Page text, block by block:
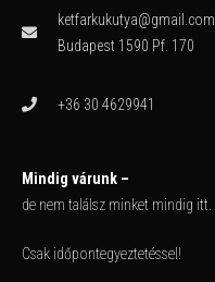
ketfarkukutya@gmail.com
Budapest 1590 Pf. 170
+36 30 4629941
Mindig várunk –
de nem találsz minket mindig itt.
Csak időpontegyeztetéssel!